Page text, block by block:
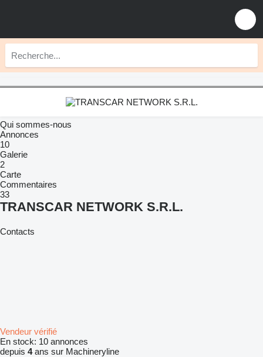
Qui sommes-nous
Annonces
10
Galerie
2
Carte
Commentaires
33
TRANSCAR NETWORK S.R.L.
Contacts
Vendeur vérifié
En stock: 10 annonces
depuis 4ans sur Machineryline